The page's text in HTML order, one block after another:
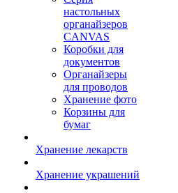
настольных
органайзеров
CANVAS
Коробки для
документов
Органайзеры
для проводов
Хранение фото
Корзины для
бумаг
Хранение лекарств
Хранение украшений